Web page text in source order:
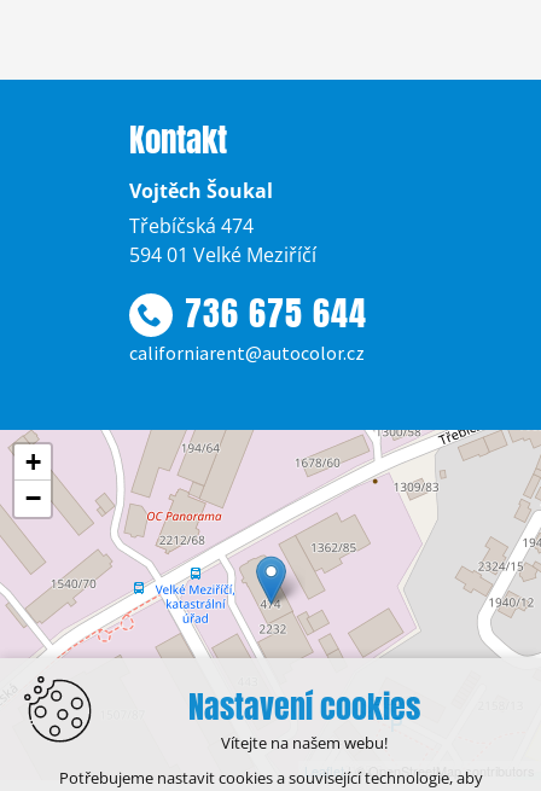
Kontakt
Vojtěch Šoukal
Třebíčská 474
594 01 Velké Meziříčí
736 675 644
californiarent@autocolor.cz
+
−
Leaflet | © OpenStreetMap contributors
Nastavení cookies
Vítejte na našem webu!
Potřebujeme nastavit cookies a související technologie, aby